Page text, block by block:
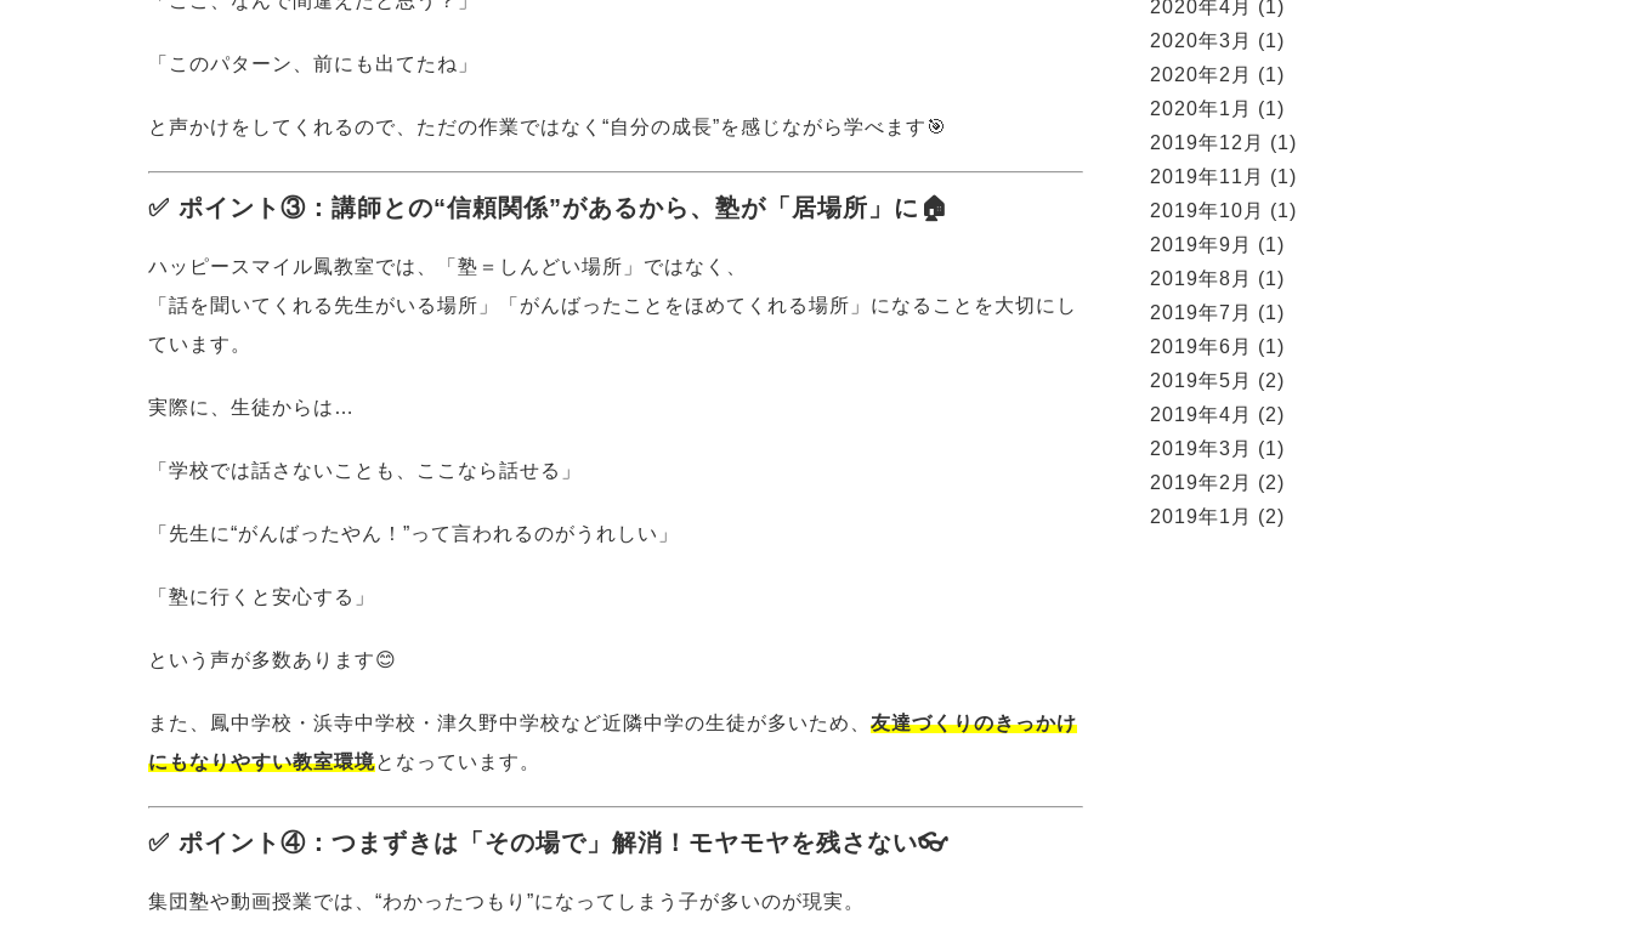
「このパターン、前にも出てたね」
と声かけをしてくれるので、ただの作業ではなく“自分の成長”を感じながら学べます🎯
✅ ポイント③：講師との“信頼関係”があるから、塾が「居場所」に🏠
ハッピースマイル鳳教室では、「塾＝しんどい場所」ではなく、
「話を聞いてくれる先生がいる場所」「がんばったことをほめてくれる場所」になることを大切にし
ています。
実際に、生徒からは…
「学校では話さないことも、ここなら話せる」
「先生に“がんばったやん！”って言われるのがうれしい」
「塾に行くと安心する」
という声が多数あります😊
また、鳳中学校・浜寺中学校・津久野中学校など近隣中学の生徒が多いため、 友達づくりのきっかけ
にもなりやすい教室環境となっています。
✅ ポイント④：つまずきは「その場で」解消！モヤモヤを残さない👓
集団塾や動画授業では、“わかったつもり”になってしまう子が多いのが現実。
2020年4月
(1)
2020年3月
(1)
2020年2月
(1)
2020年1月
(1)
2019年12月
(1)
2019年11月
(1)
2019年10月
(1)
2019年9月
(1)
2019年8月
(1)
2019年7月
(1)
2019年6月
(1)
2019年5月
(2)
2019年4月
(2)
2019年3月
(1)
2019年2月
(2)
2019年1月
(2)